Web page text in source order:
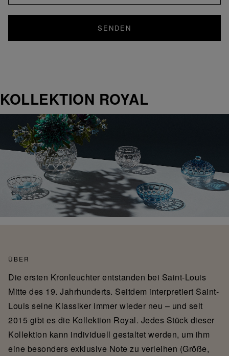
SENDEN
KOLLEKTION ROYAL
ÜBER
Die ersten Kronleuchter entstanden bei Saint-Louis
Mitte des 19. Jahrhunderts. Seitdem interpretiert Saint-
Louis seine Klassiker immer wieder neu – und seit
2015 gibt es die Kollektion Royal. Jedes Stück dieser
Kollektion kann individuell gestaltet werden, um ihm
eine besonders exklusive Note zu verleihen (Größe,